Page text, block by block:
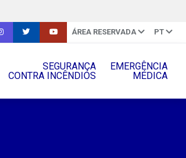
ÁREA RESERVADA PT
SEGURANÇA
CONTRA INCÊNDIOS
EMERGÊNCIA
MÉDICA